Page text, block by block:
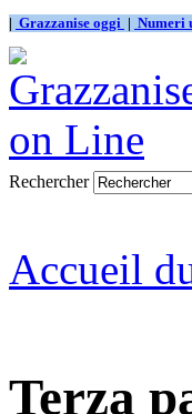
| Grazzanise oggi | Numeri
Rechercher
Accueil
Terza